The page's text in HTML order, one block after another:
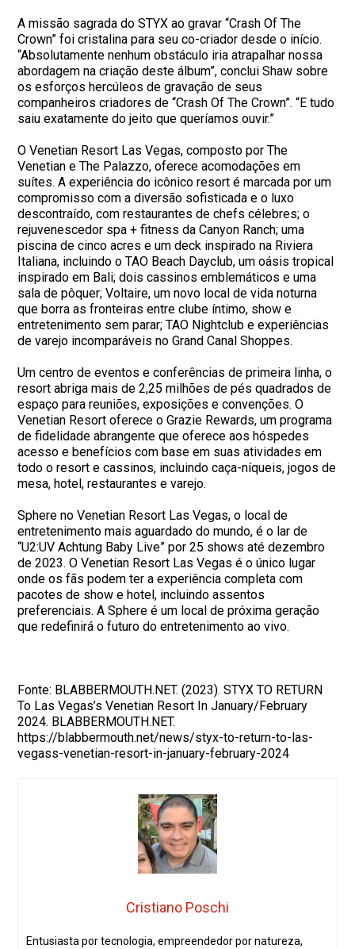
A missão sagrada do STYX ao gravar “Crash Of The
Crown” foi cristalina para seu co-criador desde o início.
“Absolutamente nenhum obstáculo iria atrapalhar nossa
abordagem na criação deste álbum”, conclui Shaw sobre
os esforços hercúleos de gravação de seus
companheiros criadores de “Crash Of The Crown”. “E tudo
saiu exatamente do jeito que queríamos ouvir.”
O Venetian Resort Las Vegas, composto por The
Venetian e The Palazzo, oferece acomodações em
suítes. A experiência do icônico resort é marcada por um
compromisso com a diversão sofisticada e o luxo
descontraído, com restaurantes de chefs célebres; o
rejuvenescedor spa + fitness da Canyon Ranch; uma
piscina de cinco acres e um deck inspirado na Riviera
Italiana, incluindo o TAO Beach Dayclub, um oásis tropical
inspirado em Bali; dois cassinos emblemáticos e uma
sala de pôquer; Voltaire, um novo local de vida noturna
que borra as fronteiras entre clube íntimo, show e
entretenimento sem parar; TAO Nightclub e experiências
de varejo incomparáveis no Grand Canal Shoppes.
Um centro de eventos e conferências de primeira linha, o
resort abriga mais de 2,25 milhões de pés quadrados de
espaço para reuniões, exposições e convenções. O
Venetian Resort oferece o Grazie Rewards, um programa
de fidelidade abrangente que oferece aos hóspedes
acesso e benefícios com base em suas atividades em
todo o resort e cassinos, incluindo caça-níqueis, jogos de
mesa, hotel, restaurantes e varejo.
Sphere no Venetian Resort Las Vegas, o local de
entretenimento mais aguardado do mundo, é o lar de
“U2:UV Achtung Baby Live” por 25 shows até dezembro
de 2023. O Venetian Resort Las Vegas é o único lugar
onde os fãs podem ter a experiência completa com
pacotes de show e hotel, incluindo assentos
preferenciais. A Sphere é um local de próxima geração
que redefinirá o futuro do entretenimento ao vivo.
Fonte: BLABBERMOUTH.NET. (2023). STYX TO RETURN
To Las Vegas’s Venetian Resort In January/February
2024. BLABBERMOUTH.NET.
https://blabbermouth.net/news/styx-to-return-to-las-
vegass-venetian-resort-in-january-february-2024
Cristiano Poschi
Entusiasta por tecnologia, empreendedor por natureza,